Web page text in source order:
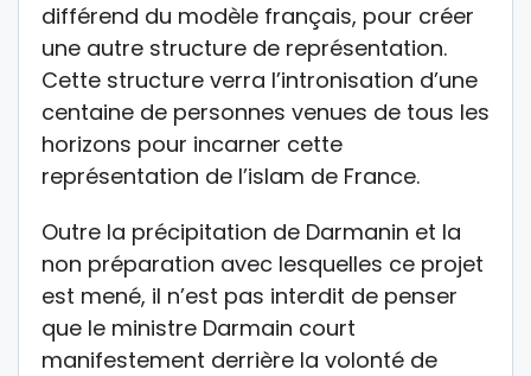
différend du modèle français, pour créer
une autre structure de représentation.
Cette structure verra l’intronisation d’une
centaine de personnes venues de tous les
horizons pour incarner cette
représentation de l’islam de France.
Outre la précipitation de Darmanin et la
non préparation avec lesquelles ce projet
est mené, il n’est pas interdit de penser
que le ministre Darmain court
manifestement derrière la volonté de